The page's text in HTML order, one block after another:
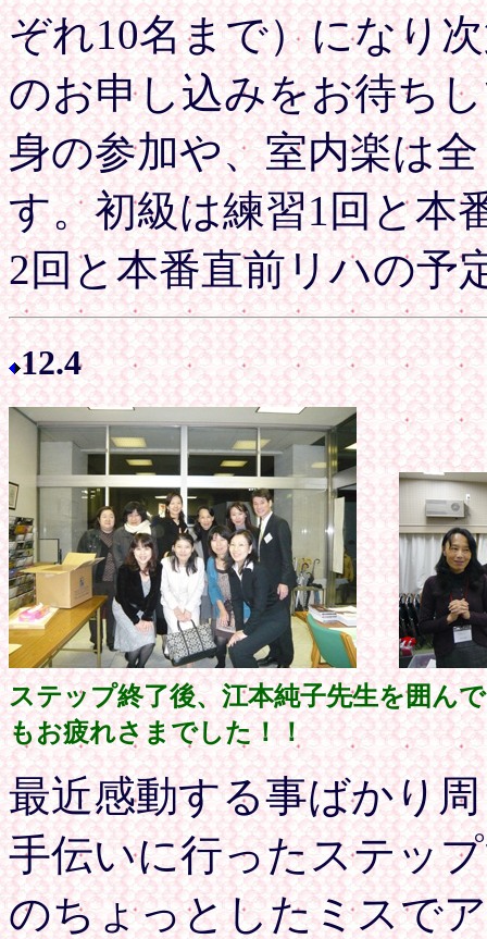
ぞれ10名まで）になり
のお申し込みをお待ち
身の参加や、室内楽は
す。初級は練習1回と本
2回と本番直前リハの予
12.4
ステップ終了後、江本純子先生
もお疲れさまでした！！
最近感動する事ばかり
手伝いに行ったステッ
のちょっとしたミスで